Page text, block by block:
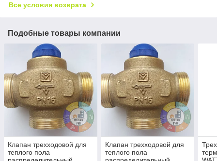
Все условия возврата
Подобные товары компании
Клапан трехходовой для
теплого пола
Клапан трехходовой для
теплого пола